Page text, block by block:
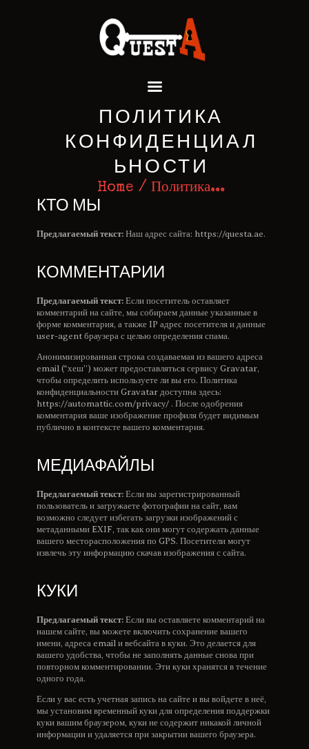
ПОЛИТИКА
КОНФИДЕНЦИАЛ
ЬНОСТИ
Home Политика...
QUEST A ESCAPE ROOMS
Premium Escape Rooms Dubai UAE
OUR GAMES
SPECIAL OFFERS
REVIEWS
FAQ
CONTACT US
КТО МЫ
Предлагаемый текст: Наш адрес сайта: https://questa.ae.
КОММЕНТАРИИ
Предлагаемый текст: Если посетитель оставляет
комментарий на сайте, мы собираем данные указанные в
форме комментария, а также IP адрес посетителя и данные
user-agent браузера с целью определения спама.
Анонимизированная строка создаваемая из вашего адреса
email (“хеш”) может предоставляться сервису Gravatar,
чтобы определить используете ли вы его. Политика
конфиденциальности Gravatar доступна здесь:
https://automattic.com/privacy/ . После одобрения
комментария ваше изображение профиля будет видимым
публично в контексте вашего комментария.
МЕДИАФАЙЛЫ
Предлагаемый текст: Если вы зарегистрированный
пользователь и загружаете фотографии на сайт, вам
возможно следует избегать загрузки изображений с
метаданными EXIF, так как они могут содержать данные
вашего месторасположения по GPS. Посетители могут
извлечь эту информацию скачав изображения с сайта.
КУКИ
Предлагаемый текст: Если вы оставляете комментарий на
нашем сайте, вы можете включить сохранение вашего
имени, адреса email и вебсайта в куки. Это делается для
вашего удобства, чтобы не заполнять данные снова при
повторном комментировании. Эти куки хранятся в течение
одного года.
Если у вас есть учетная запись на сайте и вы войдете в неё,
мы установим временный куки для определения поддержки
куки вашим браузером, куки не содержит никакой личной
информации и удаляется при закрытии вашего браузера.